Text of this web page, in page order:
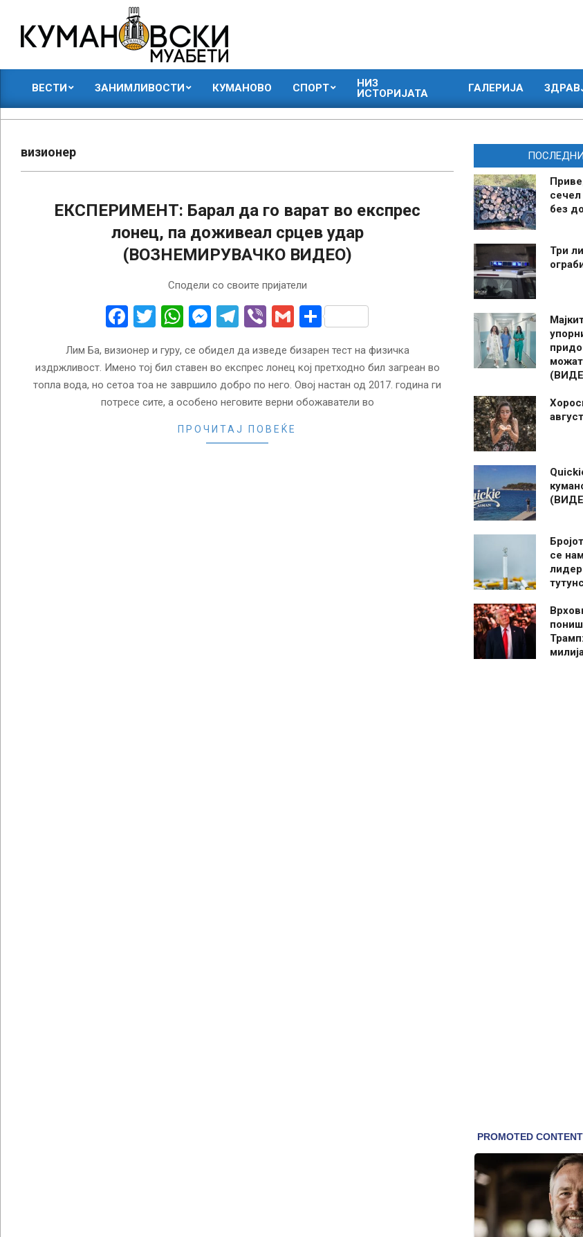
content
КУМАНОВСКИ
МУАБЕТИ
ВЕСТИ ЗАНИМЛИВОСТИ КУМАНОВО СПОРТ
НИЗ
ИСТОРИЈАТА
ГАЛЕРИЈА
визионер
ЕКСПЕРИМЕНТ: Барал да го варат во експрес
лонец, па доживеал срцев удар
(ВОЗНЕМИРУВАЧКО ВИДЕО)
Сподели со своите пријатели
Facebook
Twitter
WhatsApp
Messenger
Telegram
ViberGmailShare
Лим Ба, визионер и гуру, се обидел да изведе бизарен тест на физичка
издржливост. Имено тој бил ставен во експрес лонец кој претходно бил загреан во
топла вода, но сетоа тоа не завршило добро по него. Овој настан од 2017. година ги
потресе сите, а особено неговите верни обожаватели во
ПРОЧИТАЈ ПОВЕЌЕ
без
Три
август
се
лидер